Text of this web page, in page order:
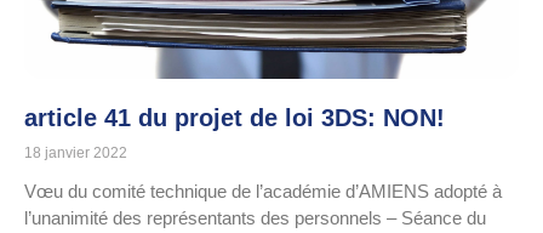
article 41 du projet de loi 3DS: NON!
18 janvier 2022
Vœu du comité technique de l’académie d’AMIENS adopté à
l’unanimité des représentants des personnels – Séance du